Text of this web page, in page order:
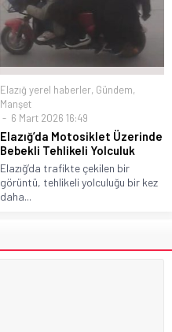
Elazığ yerel haberler, Gündem,
Manşet
6 Mart 2026 16:49
Elazığ’da Motosiklet Üzerinde
Bebekli Tehlikeli Yolculuk
Elazığ’da trafikte çekilen bir
görüntü, tehlikeli yolculuğu bir kez
daha...